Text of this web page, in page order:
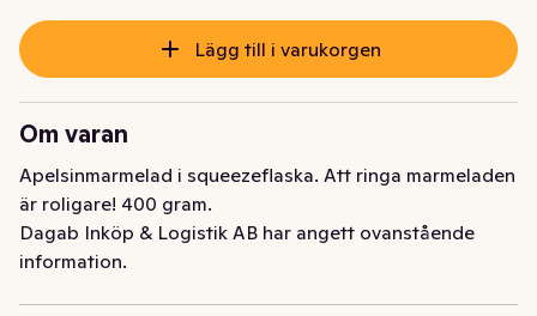
Lägg till i varukorgen
Om varan
Apelsinmarmelad i squeezeflaska. Att ringa marmeladen
är roligare! 400 gram.
Dagab Inköp & Logistik AB har angett ovanstående
information.